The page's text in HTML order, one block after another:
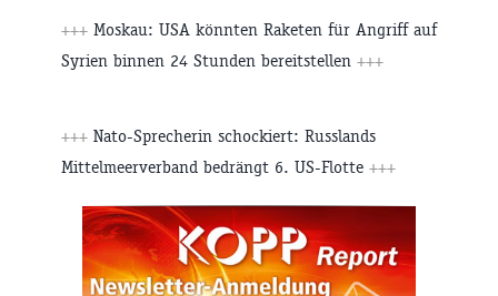
+++ Moskau: USA könnten Raketen für Angriff auf
Syrien binnen 24 Stunden bereitstellen +++
+++ Nato-Sprecherin schockiert: Russlands
Mittelmeerverband bedrängt 6. US-Flotte +++